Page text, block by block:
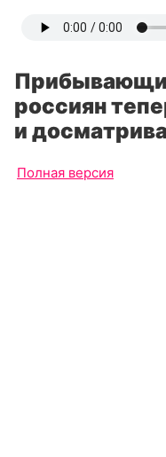
россиян
и
Полная версия